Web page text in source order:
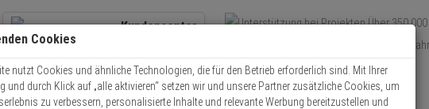
Kundencenter
Kontaktservice nutzen
Mo. - Do.: 8:00 - 16:30 Fr. 8:00 - 14:00 Uhr
Über
Über 15 Jahre
Schneller Versand
Cookies
nutzt Cookies und ähnliche Technologien, die für den Betrieb erforderlich sind. Mit Ihrer
und durch Klick auf „alle aktivieren“ setzen wir und unsere Partner zusätzliche Cookies, um
zu verbessern, personalisierte Inhalte und relevante Werbung bereitzustellen und